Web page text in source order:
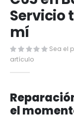
la
galería
de
Servicio
mí
Sea el
artículo
el